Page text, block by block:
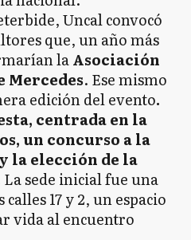
Uncal convocó
que, un año más
laAsociación
. Ese mismo
edición del evento.
centrada en la
un concurso a la
la elección de la
La sede inicial fue una
17 y 2, un espacio
vida al encuentro